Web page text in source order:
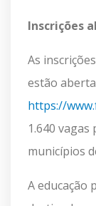
Inscrições
As
estão
https://
1.640 vagas
municípios
A educação